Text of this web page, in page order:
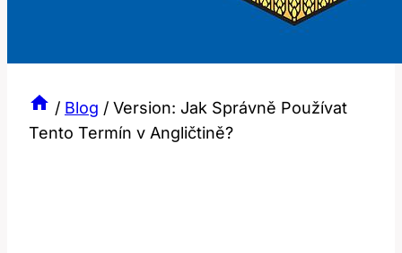
/ Blog / Version: Jak Správně Používat
Tento Termín v Angličtině?